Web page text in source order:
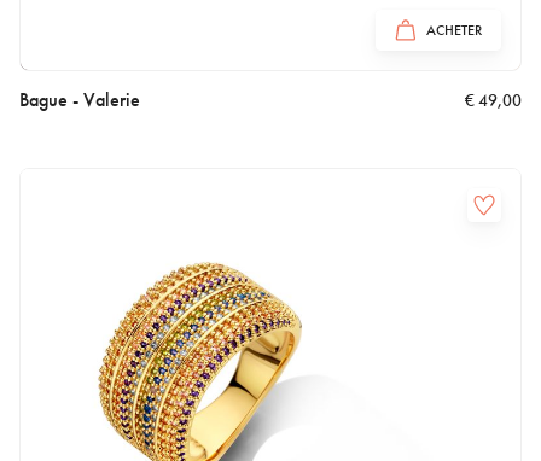
ACHETER
Bague - Valerie €49,00